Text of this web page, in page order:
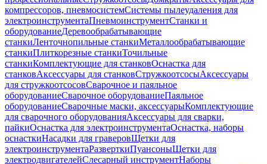
компрессоров, пневмосистемСистемы пылеудаления для
электроинструментаПневмоинструментСтанки и
оборудованиеДеревообрабатывающие
станкиЛенточнопильные станкиМеталлообрабатывающие
станкиПлиткорезные станкиТочильные
станкиКомплектующие для станковОснастка для
станковАксессуары для станковСтружкоотсосыАксессуары
для стружкоотсосовСварочное и паяльное
оборудованиеСварочное оборудованиеПаяльное
оборудованиеСварочные маски, аксессуарыКомплектующие
для сварочного оборудованияАксессуары для сварки,
пайкиОснастка для электроинструментаОснастка, наборы
оснасткиНасадки для граверовЩетки для
электроинструментаРазверткиПуансоныЩетки для
электродвигателейСлесарный инструментНаборы